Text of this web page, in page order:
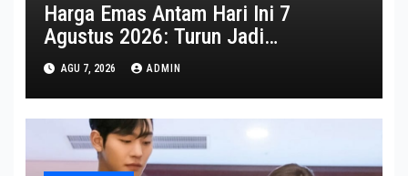
Harga Emas Antam Hari Ini 7
Agustus 2026: Turun Jadi
Rp2.650.000
AGU 7, 2026 ADMIN